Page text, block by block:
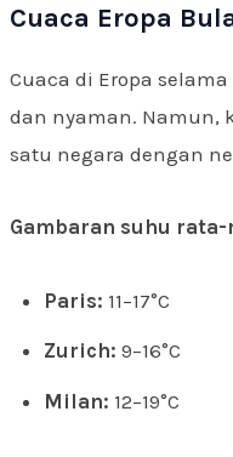
Cuaca Eropa
Cuaca di Eropa
dan nyaman. Namun,
satu negara dengan
Gambaran suhu
Paris: 11–17°C
Zurich: 9–16°C
Milan: 12–19°C